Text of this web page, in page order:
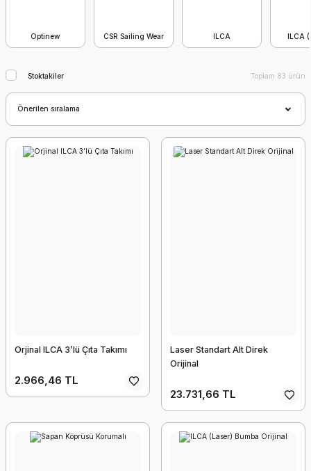
Optinew CSR Sailing Wear ILCA ILCA
Stoktakiler Toplam 83 ürün
Orjinal ILCA 3’lü Çıta Takımı
2.966,46 TL
Laser Standart Alt Direk
Orijinal
23.731,66 TL